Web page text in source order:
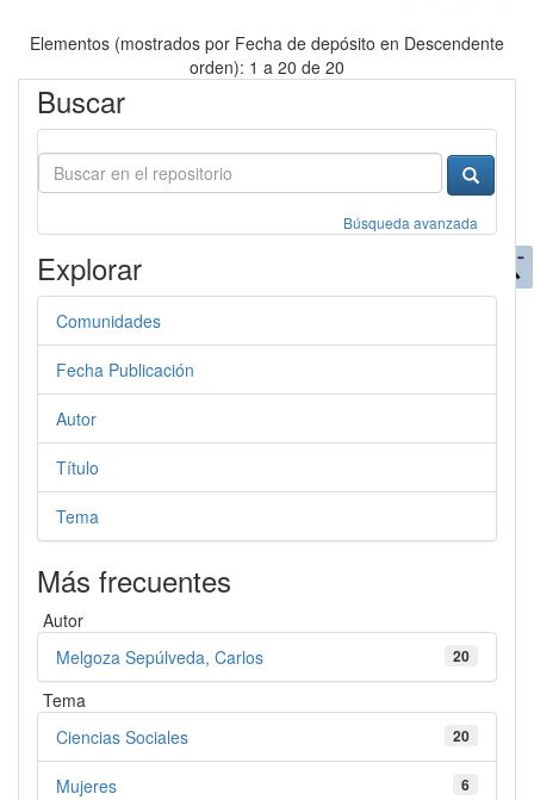
Elementos (mostrados por Fecha de depósito en Descendente
orden): 1 a 20 de 20
Buscar
Búsqueda avanzada
Explorar
Comunidades
Fecha Publicación
Autor
Título
Tema
Más frecuentes
Autor
20
Melgoza Sepúlveda, Carlos
Tema
20
Ciencias Sociales
6
Mujeres